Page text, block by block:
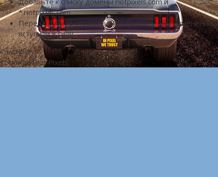
*.riotpixels.com
Перезагрузите страницу Riot Pixels, чтобы изменения
вступили в силу
Спасибо!
Команда Riot Pixels.